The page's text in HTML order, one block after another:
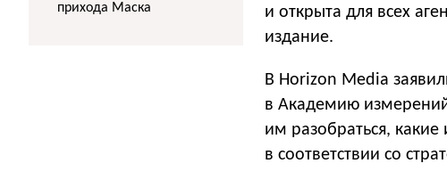
и открыта для всех
издание.
В Horizon Media
в Академию
им разобраться,
в соответствии со
прихода Маска